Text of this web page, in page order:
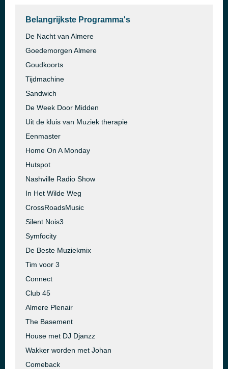
Belangrijkste Programma's
De Nacht van Almere
Goedemorgen Almere
Goudkoorts
Tijdmachine
Sandwich
De Week Door Midden
Uit de kluis van Muziek therapie
Eenmaster
Home On A Monday
Hutspot
Nashville Radio Show
In Het Wilde Weg
CrossRoadsMusic
Silent Nois3
Symfocity
De Beste Muziekmix
Tim voor 3
Connect
Club 45
Almere Plenair
The Basement
House met DJ Djanzz
Wakker worden met Johan
Comeback